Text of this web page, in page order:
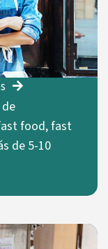
food, fast
de 5-10